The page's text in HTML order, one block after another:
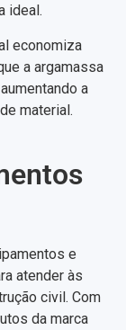
ideal.
economiza
a argamassa
a
material.
e
atender às
civil. Com
da marca